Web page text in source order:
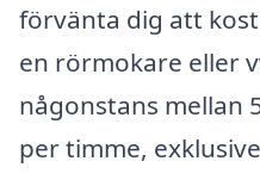
förvänta dig att
en rörmokare eller
någonstans mellan
per timme,